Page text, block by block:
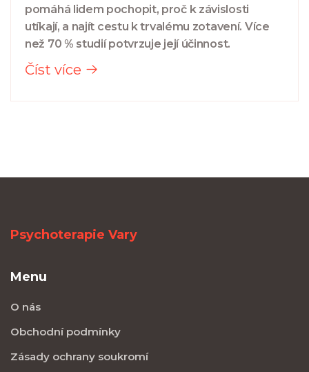
pomáhá lidem pochopit, proč k závislosti
utíkají, a najít cestu k trvalému zotavení. Více
než 70 % studií potvrzuje její účinnost.
Číst více
Psychoterapie Vary
Menu
O nás
Obchodní podmínky
Zásady ochrany soukromí